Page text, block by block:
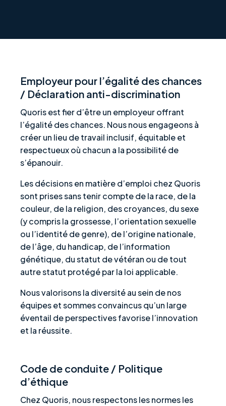
Employeur pour l’égalité des chances
/ Déclaration anti-discrimination
Quoris est fier d’être un employeur offrant
l’égalité des chances. Nous nous engageons à
créer un lieu de travail inclusif, équitable et
respectueux où chacun a la possibilité de
s’épanouir.
Les décisions en matière d’emploi chez Quoris
sont prises sans tenir compte de la race, de la
couleur, de la religion, des croyances, du sexe
(y compris la grossesse, l’orientation sexuelle
ou l’identité de genre), de l’origine nationale,
de l’âge, du handicap, de l’information
génétique, du statut de vétéran ou de tout
autre statut protégé par la loi applicable.
Nous valorisons la diversité au sein de nos
équipes et sommes convaincus qu’un large
éventail de perspectives favorise l’innovation
et la réussite.
Code de conduite / Politique
d’éthique
Chez Quoris, nous respectons les normes les